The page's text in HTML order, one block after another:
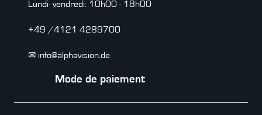
Lundi- vendredi: 10h00 - 18h00
+49 /4121 4289700
✉ info@alphavision.de
Mode de paiement